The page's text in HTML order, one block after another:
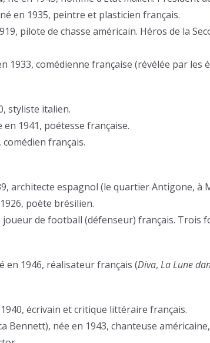
en 1935, peintre et plasticien français.
pilote de chasse américain. Héros de la
1933, comédienne française (révélée par les
styliste italien.
en 1941, poétesse française.
comédien français.
architecte espagnol (le quartier Antigone, à
poète brésilien.
joueur de football (défenseur) français. Trois
en 1946, réalisateur français (Diva, La Lune
écrivain et critique littéraire français.
Bennett), née en 1943, chanteuse